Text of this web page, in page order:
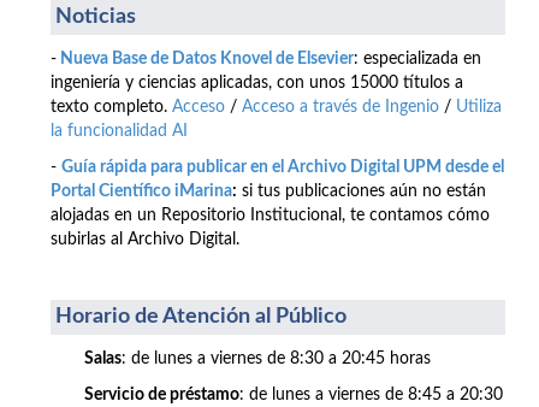
Noticias
- Nueva Base de Datos Knovel de Elsevier: especializada en
ingeniería y ciencias aplicadas, con unos 15000 títulos a
texto completo. Acceso / Acceso a través de Ingenio / Utiliza
la funcionalidad AI
- Guía rápida para publicar en el Archivo Digital UPM desde el
Portal Científico iMarina: si tus publicaciones aún no están
alojadas en un Repositorio Institucional, te contamos cómo
subirlas al Archivo Digital.
Horario de Atención al Público
Salas: de lunes a viernes de 8:30 a 20:45 horas
Servicio de préstamo: de lunes a viernes de 8:45 a 20:30